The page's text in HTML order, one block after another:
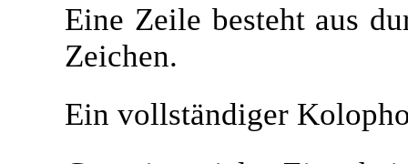
Eine Zeile besteht aus
Zeichen.
Ein vollständiger